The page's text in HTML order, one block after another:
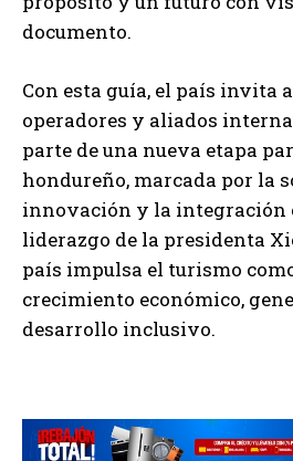
documento.
Con esta guía, el país invita
operadores y aliados
parte de una nueva etapa
hondureño, marcada por la
innovación y la integración
liderazgo de la presidenta
país impulsa el turismo
crecimiento económico,
desarrollo inclusivo.